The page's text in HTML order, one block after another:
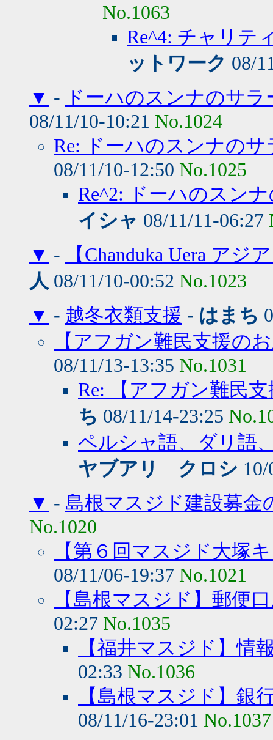
No.1063
Re^4: チャリテ
ットワーク 08/
▼ - ドーハのスンナのサ
08/11/10-10:21 No.1024
Re: ドーハのスンナの
08/11/10-12:50 No.1025
Re^2: ドーハのスン
イシャ 08/11/11-06:27
▼ -
【Chanduka Uera ア
人 08/11/10-00:52 No.1023
▼ - 越冬衣類支援 - はまち
【アフガン難民支援の
08/11/13-13:35 No.1031
Re: 【アフガン難民
ち 08/11/14-23:25
ペルシャ語、ダリ語
ヤブアリ クロシ
▼ - 島根マスジド建設募金
No.1020
【第６回マスジド大塚
08/11/06-19:37 No.1021
【島根マスジド】郵便
02:27 No.1035
【福井マスジド】情
02:33 No.1036
【島根マスジド】銀
08/11/16-23:01 No.1037